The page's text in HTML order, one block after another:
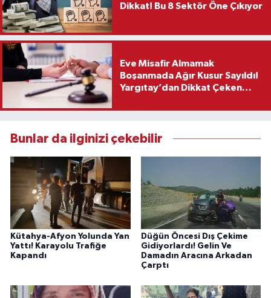
Dikkat! Bu 8 Sektör Öne Çıkıyor
Eve Misafir Almamak
Boşanmada Ağır Kusur Sayıldı!
Yargıtay’dan Dikkat Çeken
Bunlar da ilginizi çekebilir
Kütahya-Afyon Yolunda Yan
Yattı! Karayolu Trafiğe
Kapandı
Düğün Öncesi Dış Çekime
Gidiyorlardı! Gelin Ve
Damadın Aracına Arkadan
Çarptı